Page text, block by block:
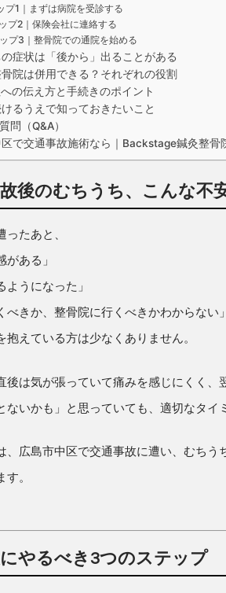
プ1｜まずは病院を受診する
プ2｜保険会社に連絡する
プ3｜整骨院での通院を始める
症状は「後から」出ることがある
院は併用できる？それぞれの役割
の伝え方と手続きのポイント
るうえで知っておきたいこと
問（Q&A）
で交通事故施術なら｜Backstage鍼灸整骨
後のむちうち、こんな不
たあと、
がある」
ようになった」
べきか、整骨院に行くべきかわからない
抱えている方は少なくありません。
後は気が張っていて痛みを感じにくく、
ないかも」と思っていても、適切なタ
、広島市中区で交通事故に遭い、むち
。
やるべき3つのステップ